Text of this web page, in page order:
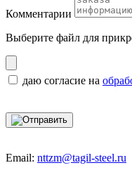
Комментарии
Выберите файл для
даю согласие на
Email: nttzm@tagil-steel.ru